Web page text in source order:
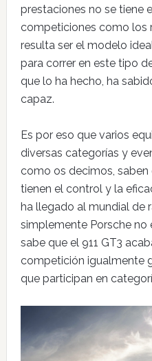
prestaciones no se tiene
competiciones como los
resulta ser el modelo
para correr en este tipo
que lo ha hecho, ha
capaz.
Es por eso que varios
diversas categorías y
como os decimos,
tienen el control y la
ha llegado al mundial de
simplemente Porsche no
sabe que el 911 GT3
competición igualmente
que participan en